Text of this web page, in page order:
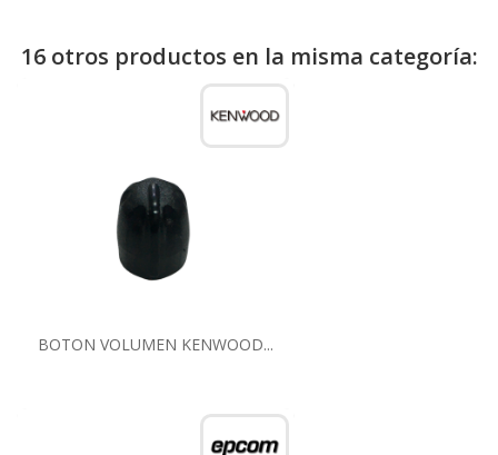
16 otros productos en la misma categoría:
BOTON VOLUMEN KENWOOD...